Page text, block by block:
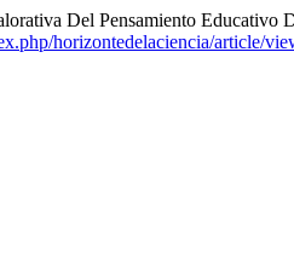
Del Pensamiento
horizontedelaciencia/article/